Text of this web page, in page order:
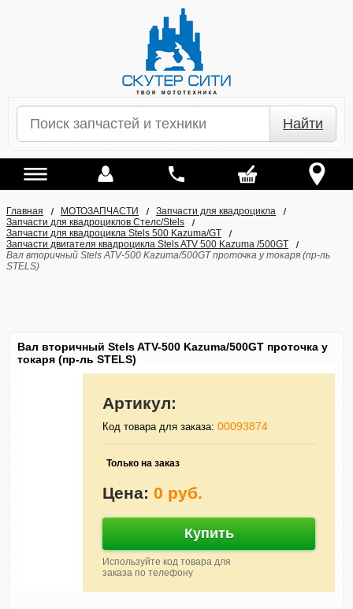
Найти
Главная МОТОЗАПЧАСТИ
Запчасти для квадроцикла
Запчасти для квадроциклов Стелс/Stels
Запчасти для квадроцикла Stels 500 Kazuma/GT
Запчасти двигателя квадроцикла Stels ATV 500 Kazuma /500GT
Вал вторичный Stels ATV-500 Kazuma/500GT проточка у токаря (пр-ль
STELS)
Вал вторичный Stels ATV-500 Kazuma/500GT проточка у
токаря (пр-ль STELS)
Артикул:
Код товара для заказа:00093874
Только на заказ
Цена:0 руб.
Купить
Используйте код товара для
заказа по телефону